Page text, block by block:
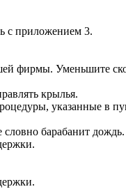
с приложением 3.
фирмы. Уменьшите
крылья.
указанные в
барабанит дождь.